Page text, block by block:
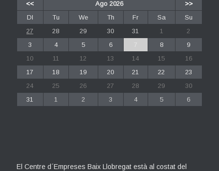
<< Ago 2026
>>
Dl
Tu We Th Fr Sa
Su
27
28 29 30 31 1
2
3
4 5 6 7 8
9
10
11 12 13 14 15
16
17
18 19 20 21 22
23
24
25 26 27 28 29
30
31
1 2 3 4 5 6
El Centre d´Empreses Baix Llobregat està al costat del